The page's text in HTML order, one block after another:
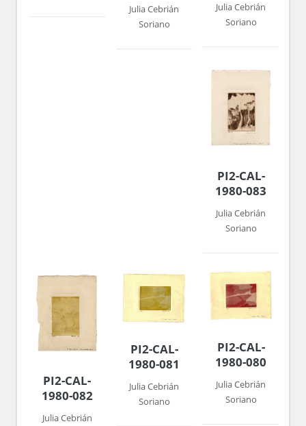
Julia Cebrián
Soriano
Julia Cebrián
Soriano
PI2-CAL-
1980-083
Julia Cebrián
Soriano
PI2-CAL-
1980-082
Julia Cebrián
PI2-CAL-
1980-081
Julia Cebrián
Soriano
PI2-CAL-
1980-080
Julia Cebrián
Soriano